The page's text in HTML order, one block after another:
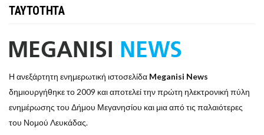
ΤΑΥΤΟΤΗΤΑ
Η ανεξάρτητη ενημερωτική ιστοσελίδα Meganisi News
δημιουργήθηκε το 2009 και αποτελεί την πρώτη ηλεκτρονική πύλη
ενημέρωσης του Δήμου Μεγανησίου και μια από τις παλαιότερες
του Νομού Λευκάδας.